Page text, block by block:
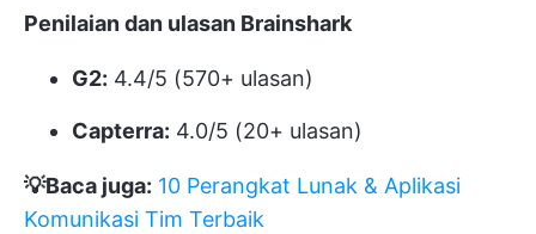
Penilaian dan ulasan Brainshark
G2: 4.4/5 (570+ ulasan)
Capterra: 4.0/5 (20+ ulasan)
💡Baca juga: 10 Perangkat Lunak & Aplikasi
Komunikasi Tim Terbaik